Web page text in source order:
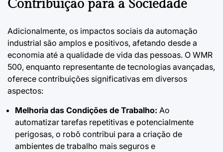
Contribuição para a Sociedade
Adicionalmente, os impactos sociais da automação
industrial são amplos e positivos, afetando desde a
economia até a qualidade de vida das pessoas. O WMR
500, enquanto representante de tecnologias avançadas,
oferece contribuições significativas em diversos
aspectos:
Melhoria das Condições de Trabalho: Ao
automatizar tarefas repetitivas e potencialmente
perigosas, o robô contribui para a criação de
ambientes de trabalho mais seguros e